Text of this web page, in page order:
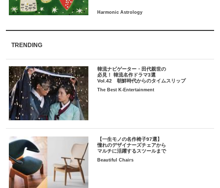
TRENDING
韓流ナビゲーター・田代親世の
必見！ 韓流名作ドラマ3選
Vol.42 朝鮮時代からのタイムスリップ
The Best K-Entertainment
【一生モノの名作椅子97選】
憧れのデザイナーズチェアから
マルチに活躍するスツールまで
Beautiful Chairs